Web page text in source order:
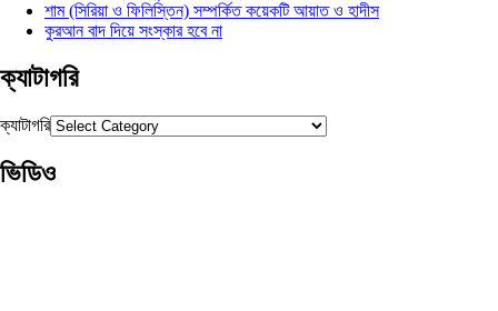
শাম (সিরিয়া ও ফিলিস্তিন) সম্পর্কিত কয়েকটি আয়াত ও হাদীস
কুরআন বাদ দিয়ে সংস্কার হবে না
ক্যাটাগরি
ক্যাটাগরি
ভিডিও